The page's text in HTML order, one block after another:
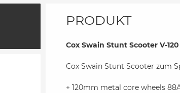
PRODUKT
Cox Swain Stunt Scooter V-
Cox Swain Stunt Scooter zum
+ 120mm metal core wheels